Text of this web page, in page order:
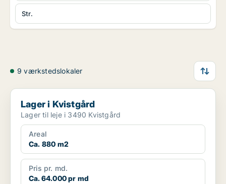
Str.
9 værkstedslokaler
Lager i Kvistgård
Lager i Kvistgård
Lager til leje i 3490 Kvistgård
Areal
Ca. 880 m2
Pris pr. md.
Ca. 64.000 pr md